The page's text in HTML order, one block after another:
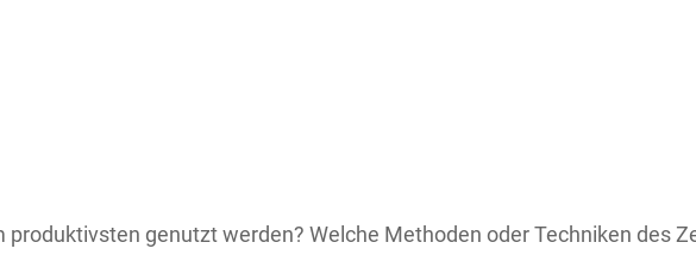
genutzt werden? Welche Methoden oder Techniken des